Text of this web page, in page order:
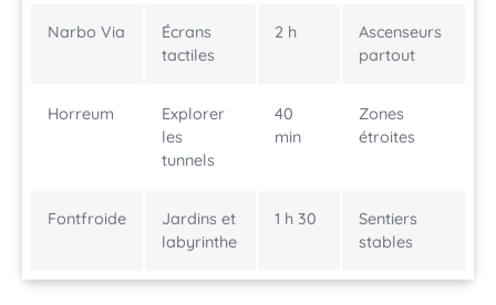
Narbo Via
Écrans
tactiles
2 h
Ascenseurs
partout
Horreum
Explorer
les
tunnels
40
min
Zones
étroites
Fontfroide
Jardins et
labyrinthe
1 h 30
Sentiers
stables